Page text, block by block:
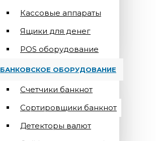
Кассовые аппараты
Ящики для денег
POS оборудование
БАНКОВСКОЕ ОБОРУДОВАНИЕ
Счетчики банкнот
Сортировщики банкнот
Детекторы валют